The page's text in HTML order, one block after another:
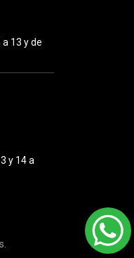
13 y de
y 14 a